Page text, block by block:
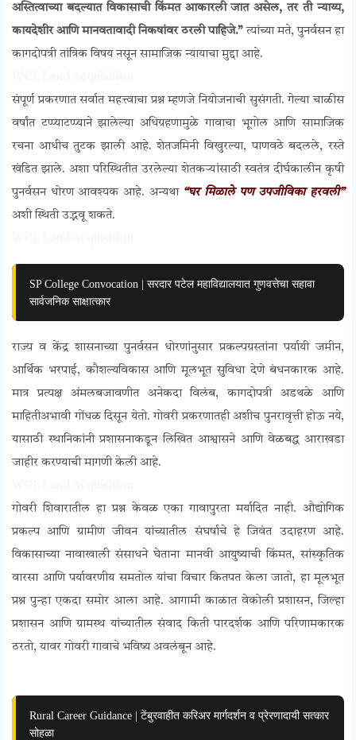
अस्तित्वाच्या बदल्यात विकासाची किंमत आकारली जात असेल, तर ती न्याय्य,
कायदेशीर आणि मानवतावादी निकषांवर ठरली पाहिजे.” त्यांच्या मते, पुनर्वसन हा
कागदोपत्री तांत्रिक विषय नसून सामाजिक न्यायाचा मुद्दा आहे.
संपूर्ण प्रकरणात सर्वात महत्त्वाचा प्रश्न म्हणजे नियोजनाची सुसंगती. गेल्या चाळीस
वर्षांत टप्प्याटप्प्याने झालेल्या अधिग्रहणामुळे गावाचा भूगोल आणि सामाजिक
रचना आधीच तुटक झाली आहे. शेतजमिनी विखुरल्या, पाणवठे बदलले, रस्ते
खंडित झाले. अशा परिस्थितीत उरलेल्या शेतकऱ्यांसाठी स्वतंत्र दीर्घकालीन कृषी
पुनर्वसन धोरण आवश्यक आहे. अन्यथा “घर मिळाले पण उपजीविका हरवली”
अशी स्थिती उद्भवू शकते.
SP College Convocation | सरदार पटेल महाविद्यालयात गुणवत्तेचा सहावा
सार्वजनिक साक्षात्कार
राज्य व केंद्र शासनाच्या पुनर्वसन धोरणांनुसार प्रकल्पग्रस्तांना पर्यायी जमीन,
आर्थिक भरपाई, कौशल्यविकास आणि मूलभूत सुविधा देणे बंधनकारक आहे.
मात्र प्रत्यक्ष अंमलबजावणीत अनेकदा विलंब, कागदोपत्री अडथळे आणि
माहितीअभावी गोंधळ दिसून येतो. गोवरी प्रकरणातही अशीच पुनरावृत्ती होऊ नये,
यासाठी स्थानिकांनी प्रशासनाकडून लिखित आश्वासने आणि वेळबद्ध आराखडा
जाहीर करण्याची मागणी केली आहे.
गोवरी शिवारातील हा प्रश्न केवळ एका गावापुरता मर्यादित नाही. औद्योगिक
प्रकल्प आणि ग्रामीण जीवन यांच्यातील संघर्षाचे हे जिवंत उदाहरण आहे.
विकासाच्या नावाखाली संसाधने घेताना मानवी आयुष्याची किंमत, सांस्कृतिक
वारसा आणि पर्यावरणीय समतोल यांचा विचार कितपत केला जातो, हा मूलभूत
प्रश्न पुन्हा एकदा समोर आला आहे. आगामी काळात वेकोली प्रशासन, जिल्हा
प्रशासन आणि ग्रामस्थ यांच्यातील संवाद किती पारदर्शक आणि परिणामकारक
ठरतो, यावर गोवरी गावाचे भविष्य अवलंबून आहे.
Rural Career Guidance | टेंबुरवाहीत करिअर मार्गदर्शन व प्रेरणादायी सत्कार
सोहळा